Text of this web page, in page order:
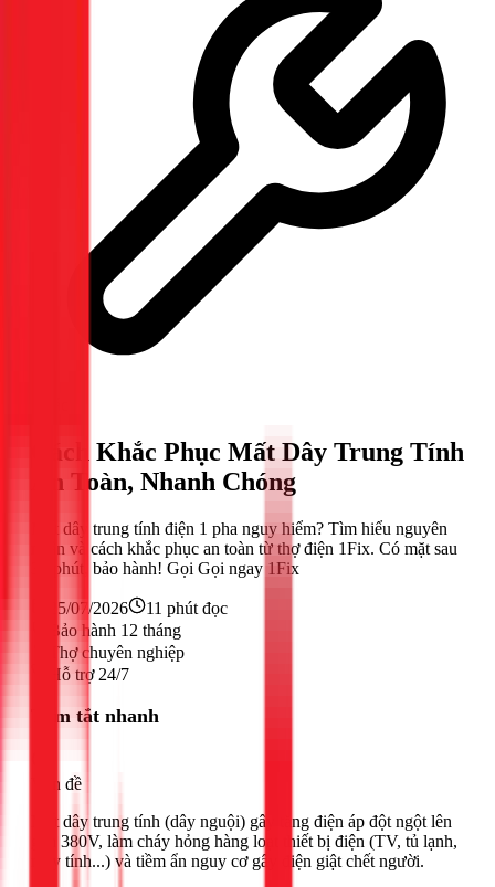
Cách Khắc Phục Mất Dây Trung Tính
An Toàn, Nhanh Chóng
Mất dây trung tính điện 1 pha nguy hiểm? Tìm hiểu nguyên
nhân và cách khắc phục an toàn từ thợ điện 1Fix. Có mặt sau
30 phút, bảo hành! Gọi Gọi ngay 1Fix
25/07/2026 11 phút đọc
Bảo hành 12 tháng
Thợ chuyên nghiệp
Hỗ trợ 24/7
Tóm tắt nhanh
Vấn đề
Mất dây trung tính (dây nguội) gây tăng điện áp đột ngột lên
gần 380V, làm cháy hỏng hàng loạt thiết bị điện (TV, tủ lạnh,
máy tính...) và tiềm ẩn nguy cơ gây điện giật chết người.